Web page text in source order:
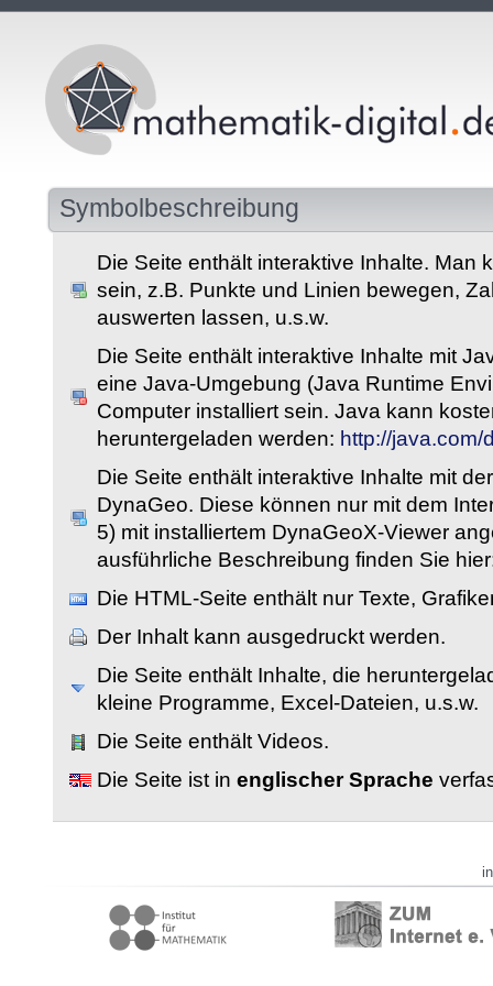
Symbolbeschreibung
Die Seite enthält interaktive Inhalte. Man
sein, z.B. Punkte und Linien bewegen,
auswerten lassen, u.s.w.
Die Seite enthält interaktive Inhalte mit
eine Java-Umgebung (Java Runtime
Computer installiert sein. Java kann
heruntergeladen werden: http://
Die Seite enthält interaktive Inhalte mit
DynaGeo. Diese können nur mit dem
5) mit installiertem DynaGeoX-Viewer
ausführliche Beschreibung finden Sie
Die HTML-Seite enthält nur Texte,
Der Inhalt kann ausgedruckt werden.
Die Seite enthält Inhalte, die
kleine Programme, Excel-Dateien, u.s.w.
Die Seite enthält Videos.
Die Seite ist in englischer Sprache